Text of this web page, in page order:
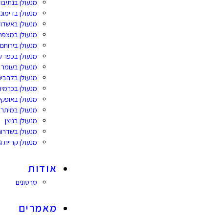
מנעולן
מנעולן
מנעולן
מנעולן
מנעולן בירוחם
מנעולן בכפר
מנעולן בעומר
מנעולן
מנעולן
מנעולן
מנעולן במיתר
מנעולן בניצן
מנעולן
מנעולן קריית
אודות
סרטונים
מאמרים